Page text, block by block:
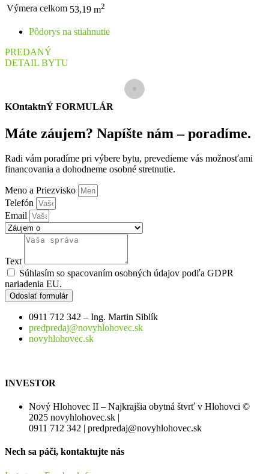
Výmera celkom 53,19 m2
Pôdorys na stiahnutie
PREDANÝ
DETAIL BYTU
KOntaktnÝ FORMULÁR
Máte záujem? Napíšte nám – poradíme.
Radi vám poradíme pri výbere bytu, prevedieme vás možnosťami
financovania a dohodneme osobné stretnutie.
Meno a Priezvisko
Telefón
Email
Text
Súhlasím so spacovaním osobných údajov podľa GDPR
nariadenia EU.
Odoslať formulár
0911 712 342 – Ing. Martin Siblík
predpredaj@novyhlohovec.sk
novyhlohovec.sk
INVESTOR
Nový Hlohovec II – Najkrajšia obytná štvrť v Hlohovci ©
2025 novyhlohovec.sk |
0911 712 342 | predpredaj@novyhlohovec.sk
Nech sa páči, kontaktujte nás